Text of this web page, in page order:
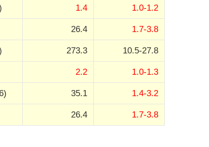
1.4 1.0-1.2
26.4 1.7-3.8
273.3 10.5-27.8
2.2 1.0-1.3
35.1 1.4-3.2
26.4 1.7-3.8